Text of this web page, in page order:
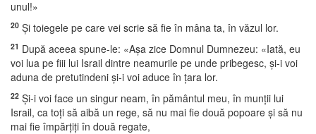
unul!»
20 Şi toiegele pe care vei scrie să fie în mâna ta, în văzul lor.
21 După aceea spune-le: «Aşa zice Domnul Dumnezeu: «Iată, eu
voi lua pe fiii lui Israil dintre neamurile pe unde pribegesc, şi-i voi
aduna de pretutindeni şi-i voi aduce în ţara lor.
22 Şi-i voi face un singur neam, în pământul meu, în munţii lui
Israil, ca toţi să aibă un rege, să nu mai fie două popoare şi să nu
mai fie împărţiţi în două regate,